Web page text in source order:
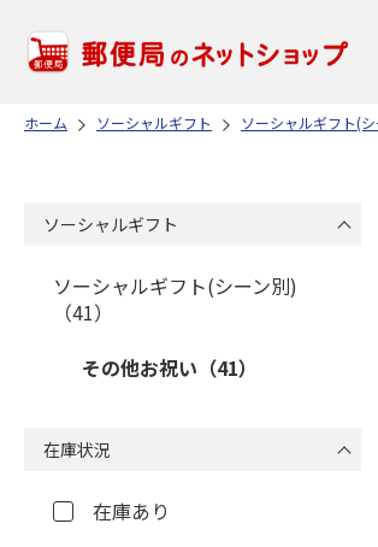
ホーム ソーシャルギフト ソーシャルギフト(
ソーシャルギフト
ソーシャルギフト(シーン別)
（41）
その他お祝い（41）
在庫状況
在庫あり